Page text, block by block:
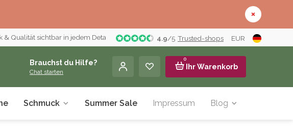
& Qualität sichtbar in jedem Detail 4.9/5 Trusted-shops EUR
Brauchst du Hilfe?
Chat starten
0
Ihr Warenkorb
Schmuck Summer Sale Impressum Blog